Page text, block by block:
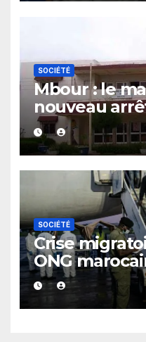
SOCIÉTÉ
Mbour : le
nouveau
SOCIÉTÉ
Crise
ONG
les
et de Madrid